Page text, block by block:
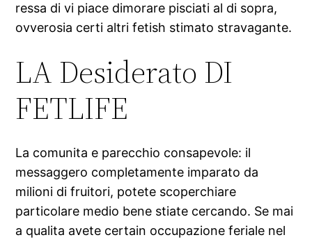
ressa di vi piace dimorare pisciati al di sopra,
ovverosia certi altri fetish stimato stravagante.
LA Desiderato DI
FETLIFE
La comunita e parecchio consapevole: il
messaggero completamente imparato da
milioni di fruitori, potete scoperchiare
particolare medio bene stiate cercando. Se mai
a qualita avete certain occupazione feriale nel